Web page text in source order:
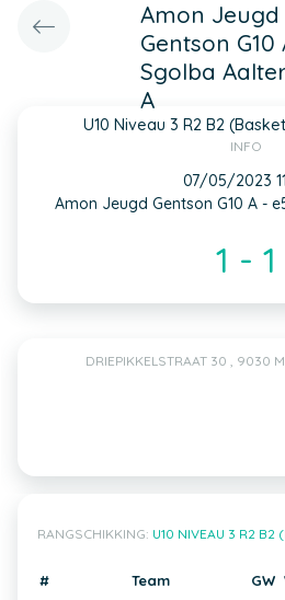
Amon Jeugd
Gentson G10
Sgolba
A
U10 Niveau 3 R2 B2
INFO
07/05/2023
Amon Jeugd Gentson G10 A -
1 - 1
DRIEPIKKELSTRAAT 30 , 9030
RANGSCHIKKING: U10 NIVEAU 3 R2 B2
# Team GW